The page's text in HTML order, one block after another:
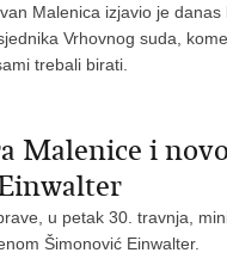
Malenica izjavio je
Vrhovnog suda,
trebali birati.
Malenice i
u petak 30. travnja,
Šimonović Einwalter.